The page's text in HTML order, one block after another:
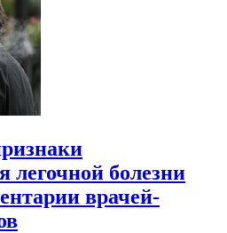
легочной болезни
врачей-